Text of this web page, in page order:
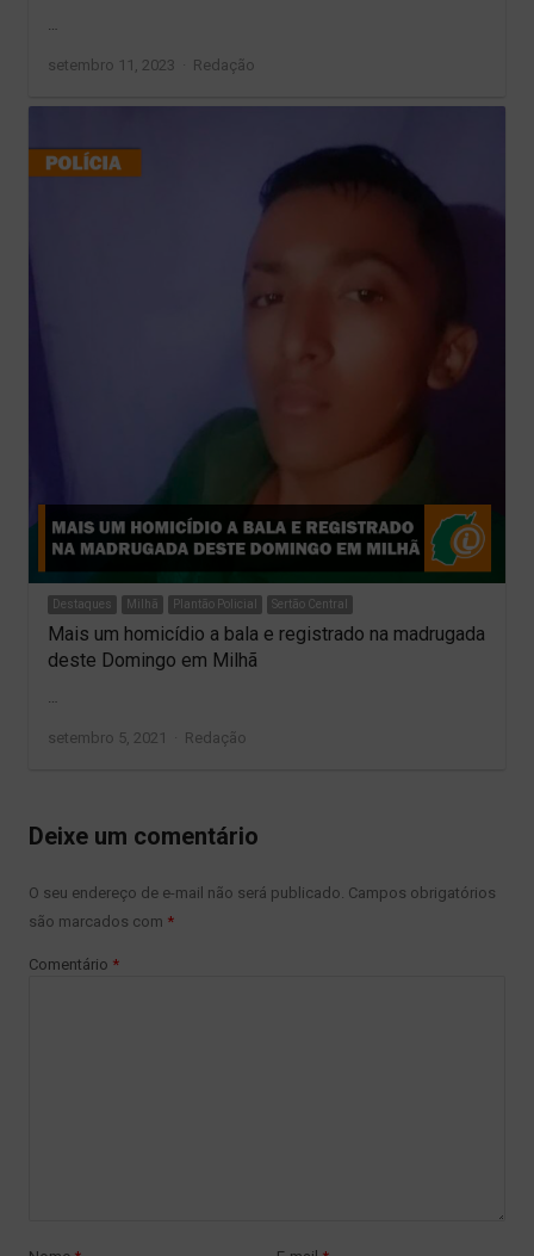
setembro 11, 2023 Author
Redação
Destaques Milhã Plantão Policial Sertão Central
Mais um homicídio a bala e registrado na madrugada
deste Domingo em Milhã
setembro 5, 2021 Author
Redação
Deixe um comentário
O seu endereço de e-mail não será publicado. Campos obrigatórios
são marcados com *
Comentário *